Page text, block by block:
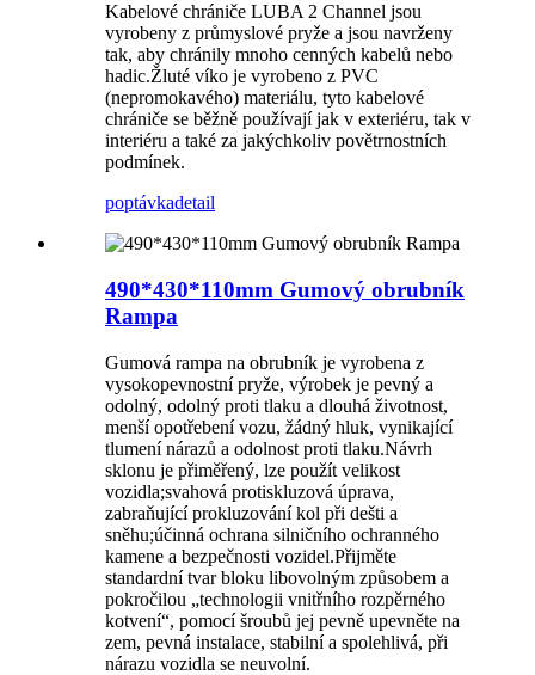
Kabelové chrániče LUBA 2 Channel jsou
vyrobeny z průmyslové pryže a jsou navrženy
tak, aby chránily mnoho cenných kabelů nebo
hadic.Žluté víko je vyrobeno z PVC
(nepromokavého) materiálu, tyto kabelové
chrániče se běžně používají jak v exteriéru, tak v
interiéru a také za jakýchkoliv povětrnostních
podmínek.
poptávkadetail
490*430*110mm Gumový obrubník
Rampa
Gumová rampa na obrubník je vyrobena z
vysokopevnostní pryže, výrobek je pevný a
odolný, odolný proti tlaku a dlouhá životnost,
menší opotřebení vozu, žádný hluk, vynikající
tlumení nárazů a odolnost proti tlaku.Návrh
sklonu je přiměřený, lze použít velikost
vozidla;svahová protiskluzová úprava,
zabraňující prokluzování kol při dešti a
sněhu;účinná ochrana silničního ochranného
kamene a bezpečnosti vozidel.Přijměte
standardní tvar bloku libovolným způsobem a
pokročilou „technologii vnitřního rozpěrného
kotvení“, pomocí šroubů jej pevně upevněte na
zem, pevná instalace, stabilní a spolehlivá, při
nárazu vozidla se neuvolní.